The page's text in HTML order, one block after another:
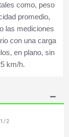
como, peso
promedio,
las mediciones
con una carga
en plano, sin
km/h.
2